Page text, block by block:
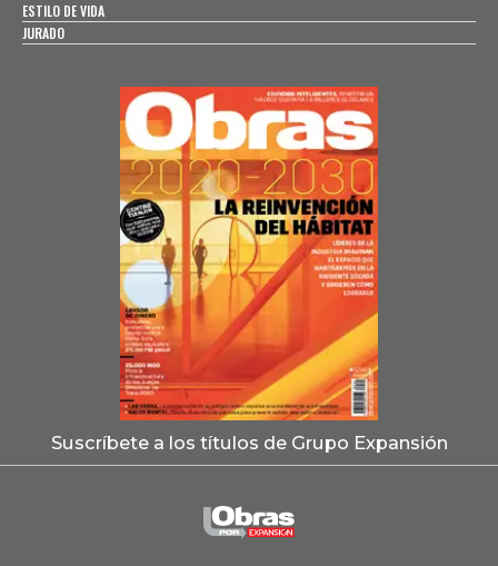
ESTILO DE VIDA
JURADO
Suscríbete a los títulos de Grupo Expansión